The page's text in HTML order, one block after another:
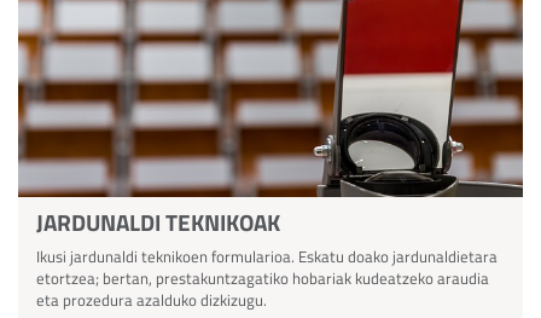
JARDUNALDI TEKNIKOAK
Ikusi jardunaldi teknikoen formularioa. Eskatu doako jardunaldietara
etortzea; bertan, prestakuntzagatiko hobariak kudeatzeko araudia
eta prozedura azalduko dizkizugu.